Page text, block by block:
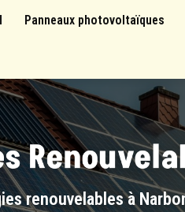
Panneaux photovoltaïques
renouvelables à